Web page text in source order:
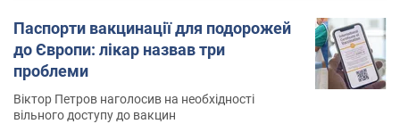
Паспорти вакцинації для подорожей
до Європи: лікар назвав три
проблеми
Віктор Петров наголосив на необхідності
вільного доступу до вакцин